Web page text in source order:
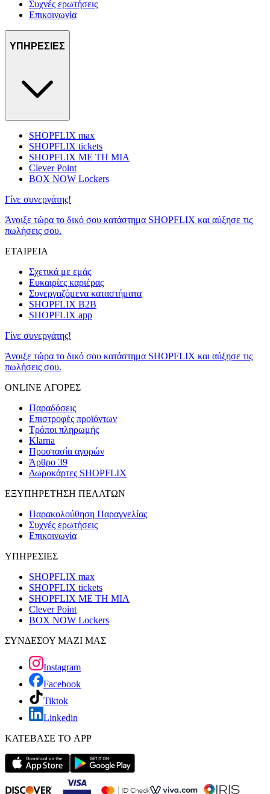
Συχνές ερωτήσεις
Επικοινωνία
ΥΠΗΡΕΣΙΕΣ
SHOPFLIX max
SHOPFLIX tickets
SHOPFLIX ΜΕ ΤΗ ΜΙΑ
Clever Point
BOX NOW Lockers
Γίνε συνεργάτης!
Άνοιξε τώρα το δικό σου κατάστημα SHOPFLIX και αύξησε τις
πωλήσεις σου.
ΕΤΑΙΡΕΙΑ
Σχετικά με εμάς
Ευκαιρίες καριέρας
Συνεργαζόμενα καταστήματα
SHOPFLIX B2B
SHOPFLIX app
Γίνε συνεργάτης!
Άνοιξε τώρα το δικό σου κατάστημα SHOPFLIX και αύξησε τις
πωλήσεις σου.
ONLINE ΑΓΟΡΕΣ
Παραδόσεις
Επιστροφές προϊόντων
Τρόποι πληρωμής
Klarna
Προστασία αγορών
Άρθρο 39
Δωροκάρτες SHOPFLIX
ΕΞΥΠΗΡΕΤΗΣΗ ΠΕΛΑΤΩΝ
Παρακολούθηση Παραγγελίας
Συχνές ερωτήσεις
Επικοινωνία
ΥΠΗΡΕΣΙΕΣ
SHOPFLIX max
SHOPFLIX tickets
SHOPFLIX ΜΕ ΤΗ ΜΙΑ
Clever Point
BOX NOW Lockers
ΣΥΝΔΕΣΟΥ ΜΑΖΙ ΜΑΣ
Instagram
Facebook
Tiktok
Linkedin
ΚΑΤΕΒΑΣΕ ΤΟ APP